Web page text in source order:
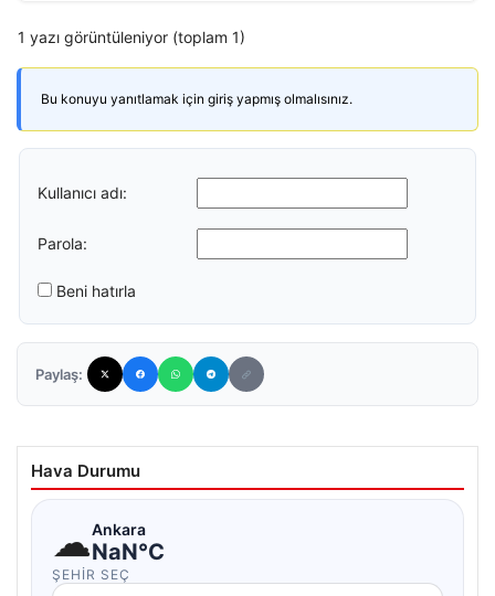
1 yazı görüntüleniyor (toplam 1)
Bu konuyu yanıtlamak için giriş yapmış olmalısınız.
Kullanıcı adı:
Parola:
Beni hatırla
Paylaş:
Hava Durumu
☁Ankara
NaN°C
ŞEHIR SEÇ